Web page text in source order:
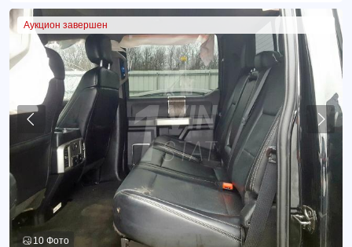
Аукцион завершен
10 Фото